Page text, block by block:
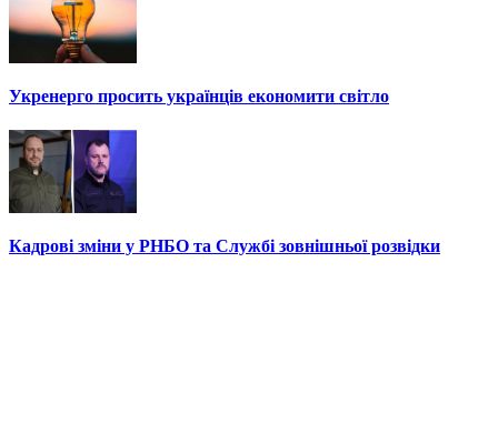
Укренерго просить українців економити світло
Кадрові зміни у РНБО та Службі зовнішньої розвідки